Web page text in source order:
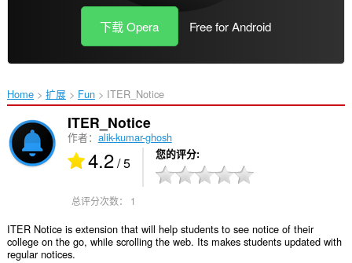
下载 Opera Free for Android
Home 扩展 Fun ITER_Notice‎
ITER_Notice
作者： alik-kumar-ghosh
4.2/ 5 您的评分
总评分次数： 1
ITER Notice is extension that will help students to see notice of their
college on the go, while scrolling the web. Its makes students updated with
regular notices.